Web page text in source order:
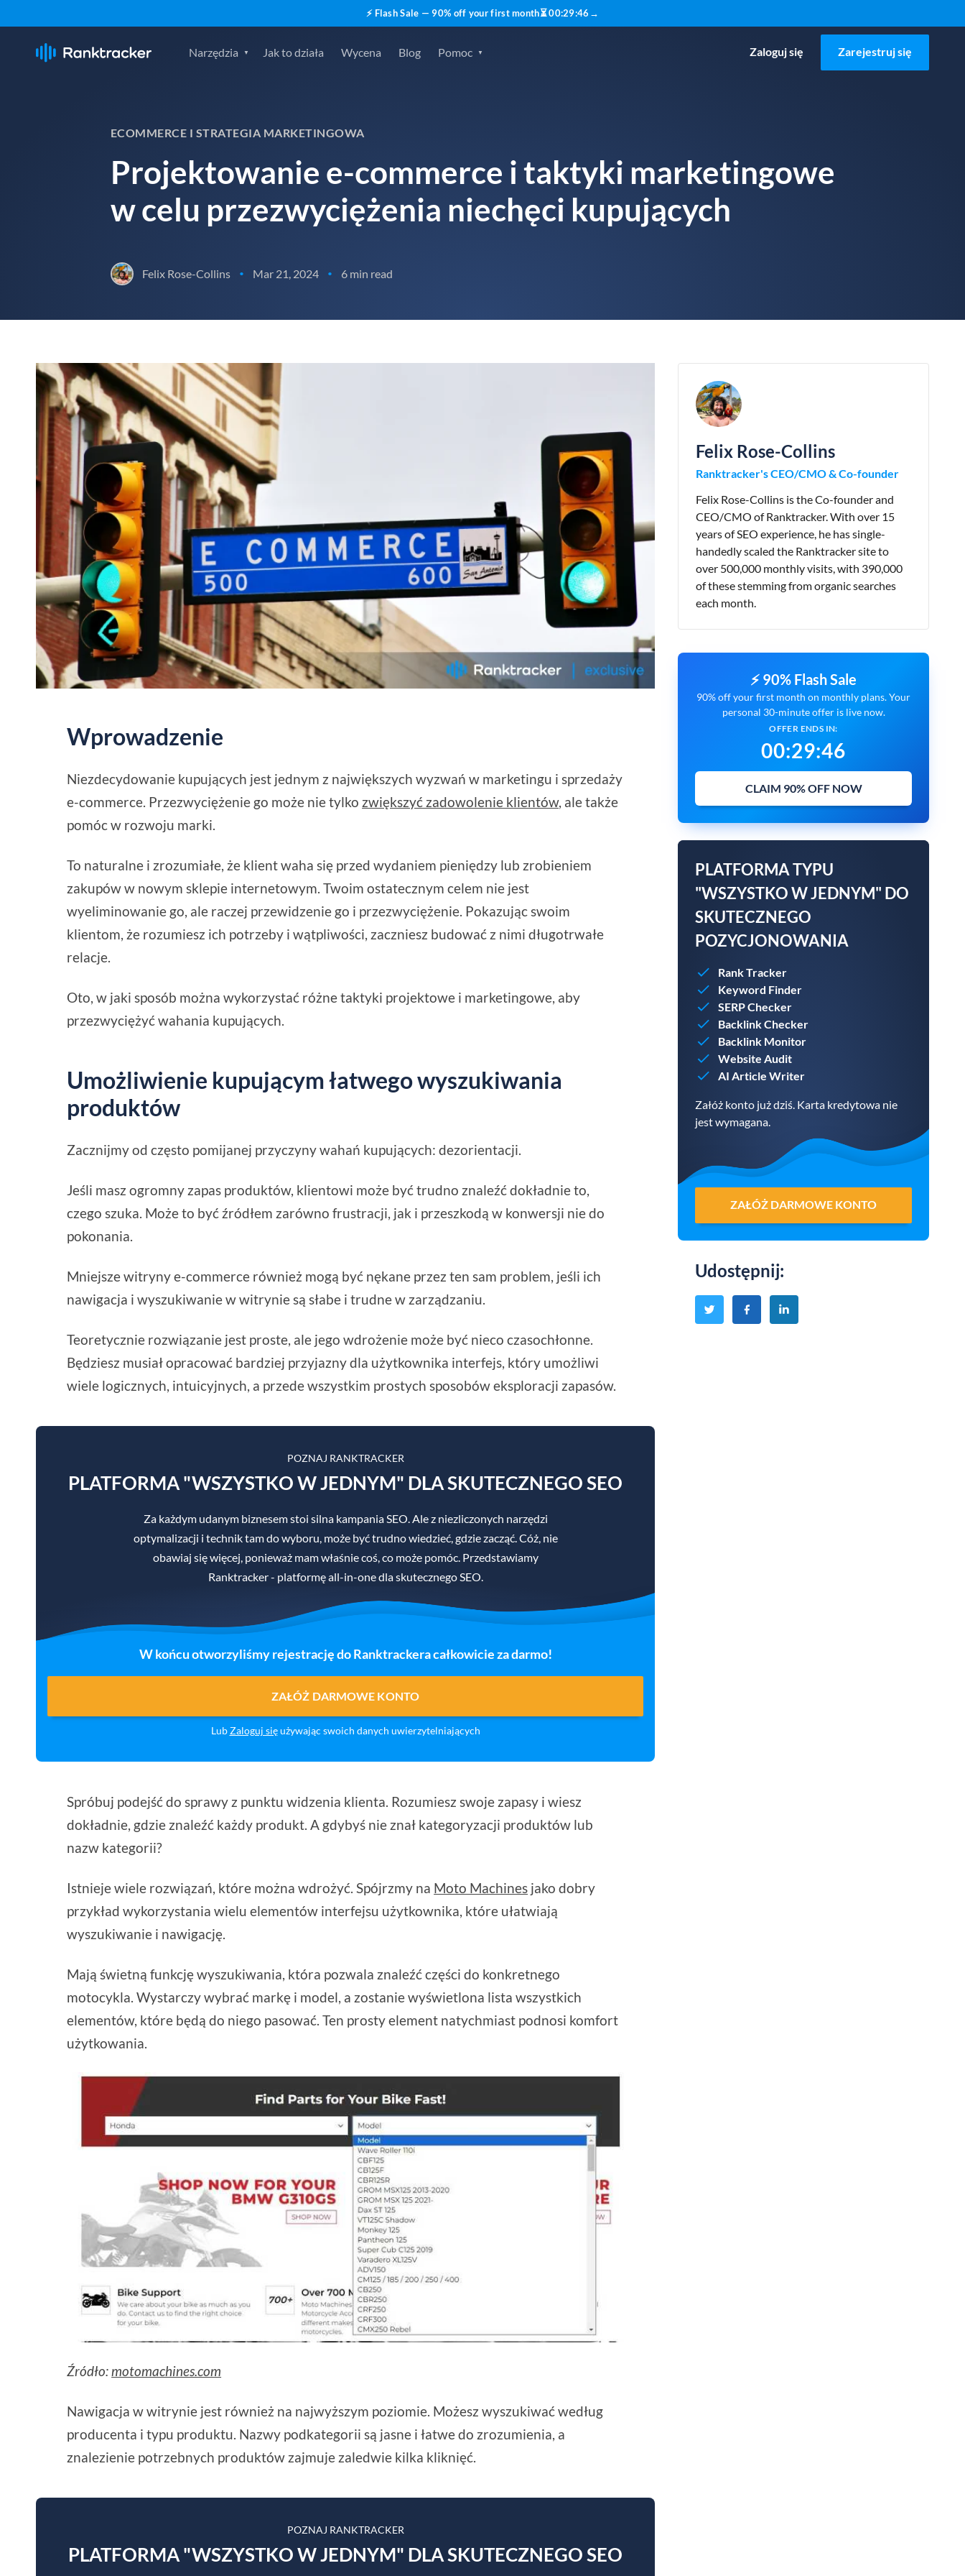
⚡ Flash Sale — 90% off your first month⏳00:29:46 →
Narzędzia Jak to działa Wycena Blog Pomoc Zaloguj się Zarejestruj się
ECOMMERCE I STRATEGIA MARKETINGOWA
Projektowanie e-commerce i taktyki marketingowe
w celu przezwyciężenia niechęci kupujących
Felix Rose-Collins • Mar 21, 2024 • 6 min read
Wprowadzenie
Niezdecydowanie kupujących jest jednym z największych wyzwań w marketingu i sprzedaży
e-commerce. Przezwyciężenie go może nie tylko zwiększyć zadowolenie klientów, ale także
pomóc w rozwoju marki.
To naturalne i zrozumiałe, że klient waha się przed wydaniem pieniędzy lub zrobieniem
zakupów w nowym sklepie internetowym. Twoim ostatecznym celem nie jest
wyeliminowanie go, ale raczej przewidzenie go i przezwyciężenie. Pokazując swoim
klientom, że rozumiesz ich potrzeby i wątpliwości, zaczniesz budować z nimi długotrwałe
relacje.
Oto, w jaki sposób można wykorzystać różne taktyki projektowe i marketingowe, aby
przezwyciężyć wahania kupujących.
Umożliwienie kupującym łatwego wyszukiwania
produktów
Zacznijmy od często pomijanej przyczyny wahań kupujących: dezorientacji.
Jeśli masz ogromny zapas produktów, klientowi może być trudno znaleźć dokładnie to,
czego szuka. Może to być źródłem zarówno frustracji, jak i przeszkodą w konwersji nie do
pokonania.
Mniejsze witryny e-commerce również mogą być nękane przez ten sam problem, jeśli ich
nawigacja i wyszukiwanie w witrynie są słabe i trudne w zarządzaniu.
Teoretycznie rozwiązanie jest proste, ale jego wdrożenie może być nieco czasochłonne.
Będziesz musiał opracować bardziej przyjazny dla użytkownika interfejs, który umożliwi
wiele logicznych, intuicyjnych, a przede wszystkim prostych sposobów eksploracji zapasów.
POZNAJ RANKTRACKER
PLATFORMA "WSZYSTKO W JEDNYM" DLA SKUTECZNEGO SEO
Za każdym udanym biznesem stoi silna kampania SEO. Ale z niezliczonych narzędzi
optymalizacji i technik tam do wyboru, może być trudno wiedzieć, gdzie zacząć. Cóż, nie
obawiaj się więcej, ponieważ mam właśnie coś, co może pomóc. Przedstawiamy
Ranktracker - platformę all-in-one dla skutecznego SEO.
W końcu otworzyliśmy rejestrację do Ranktrackera całkowicie za darmo!
ZAŁÓŻ DARMOWE KONTO
LubZaloguj sięużywając swoich danych uwierzytelniających
Spróbuj podejść do sprawy z punktu widzenia klienta. Rozumiesz swoje zapasy i wiesz
dokładnie, gdzie znaleźć każdy produkt. A gdybyś nie znał kategoryzacji produktów lub
nazw kategorii?
Istnieje wiele rozwiązań, które można wdrożyć. Spójrzmy na Moto Machines jako dobry
przykład wykorzystania wielu elementów interfejsu użytkownika, które ułatwiają
wyszukiwanie i nawigację.
Mają świetną funkcję wyszukiwania, która pozwala znaleźć części do konkretnego
motocykla. Wystarczy wybrać markę i model, a zostanie wyświetlona lista wszystkich
elementów, które będą do niego pasować. Ten prosty element natychmiast podnosi komfort
użytkowania.
Źródło:motomachines.com
Nawigacja w witrynie jest również na najwyższym poziomie. Możesz wyszukiwać według
producenta i typu produktu. Nazwy podkategorii są jasne i łatwe do zrozumienia, a
znalezienie potrzebnych produktów zajmuje zaledwie kilka kliknięć.
POZNAJ RANKTRACKER
PLATFORMA "WSZYSTKO W JEDNYM" DLA SKUTECZNEGO SEO
Felix Rose-Collins
Ranktracker's CEO/CMO & Co-founder
Felix Rose-Collins is the Co-founder and
CEO/CMO of Ranktracker. With over 15
years of SEO experience, he has single-
handedly scaled the Ranktracker site to
over 500,000 monthly visits, with 390,000
of these stemming from organic searches
each month.
⚡ 90% Flash Sale
90% off your first month on monthly plans. Your
personal 30-minute offer is live now.
OFFER ENDS IN:
00:29:46
CLAIM 90% OFF NOW
PLATFORMA TYPU
"WSZYSTKO W JEDNYM" DO
SKUTECZNEGO
POZYCJONOWANIA
Rank Tracker
Keyword Finder
SERP Checker
Backlink Checker
Backlink Monitor
Website Audit
AI Article Writer
Załóż konto już dziś. Karta kredytowa nie
jest wymagana.
ZAŁÓŻ DARMOWE KONTO
Udostępnij: